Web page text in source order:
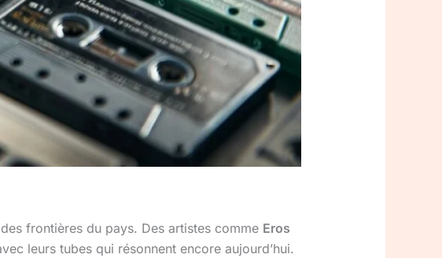
frontières du pays. Des artistes comme Eros
leurs tubes qui résonnent encore aujourd’hui.